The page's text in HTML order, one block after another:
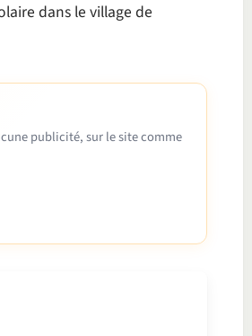
dans le village de
publicité, sur le site comme